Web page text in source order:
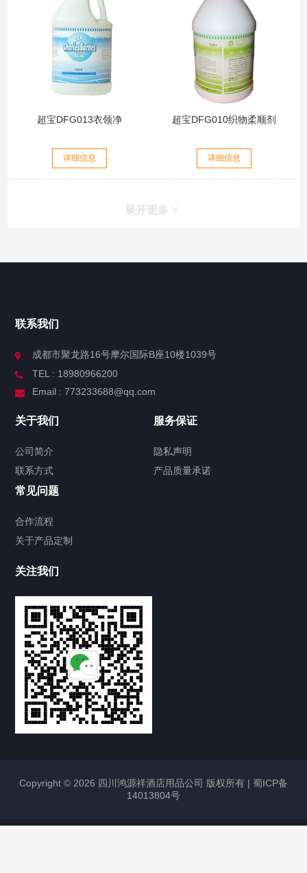
超宝DFG013衣领净
详细信息
超宝DFG010织物柔顺剂
详细信息
展开更多
联系我们
成都市聚龙路16号摩尔国际B座10楼1039号
TEL : 18980966200
Email : 773233688@qq.com
关于我们
公司简介
联系方式
服务保证
隐私声明
产品质量承诺
常见问题
合作流程
关于产品定制
关注我们
Copyright © 2026 四川鸿源祥酒店用品公司 版权所有 | 蜀ICP备
14013804号